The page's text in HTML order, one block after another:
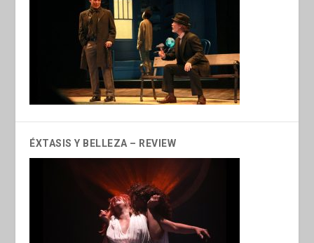
ÉXTASIS Y BELLEZA – REVIEW